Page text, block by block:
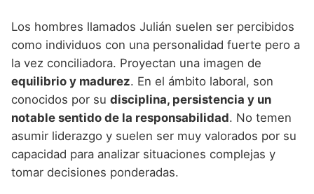
Los hombres llamados Julián suelen ser percibidos
como individuos con una personalidad fuerte pero a
la vez conciliadora. Proyectan una imagen de
equilibrio y madurez. En el ámbito laboral, son
conocidos por su disciplina, persistencia y un
notable sentido de la responsabilidad. No temen
asumir liderazgo y suelen ser muy valorados por su
capacidad para analizar situaciones complejas y
tomar decisiones ponderadas.